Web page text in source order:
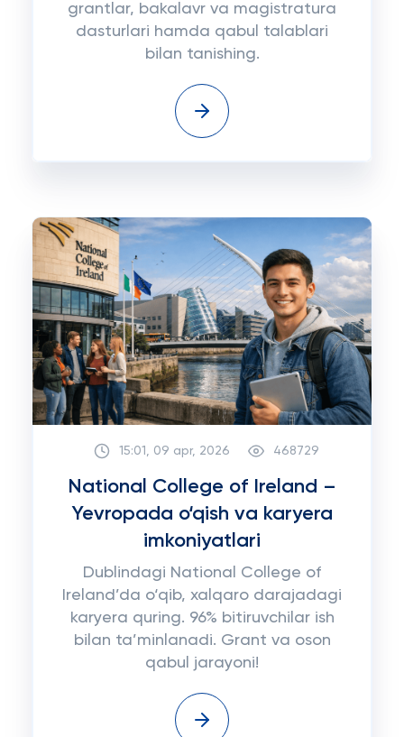
grantlar, bakalavr va magistratura
dasturlari hamda qabul talablari
bilan tanishing.
15:01, 09 apr, 2026 468729
National College of Ireland –
Yevropada o‘qish va karyera
imkoniyatlari
Dublindagi National College of
Ireland’da o‘qib, xalqaro darajadagi
karyera quring. 96% bitiruvchilar ish
bilan ta’minlanadi. Grant va oson
qabul jarayoni!